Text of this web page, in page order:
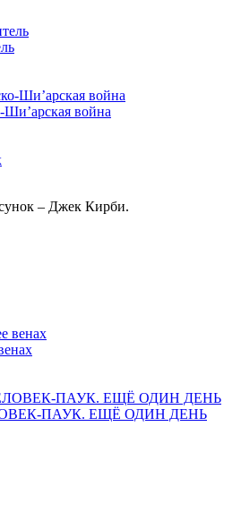
война
– Джек Кирби.
ПАУК. ЕЩЁ ОДИН ДЕНЬ